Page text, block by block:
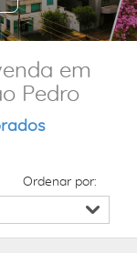
em
Pedro
Ordenar por: